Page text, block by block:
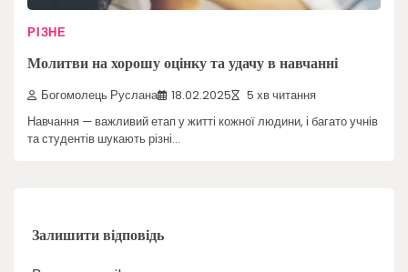
РІЗНЕ
Молитви на хорошу оцінку та удачу в навчанні
Богомолець Руслана 18.02.2025 5 хв читання
Навчання — важливий етап у житті кожної людини, і багато учнів
та студентів шукають різні…
Залишити відповідь